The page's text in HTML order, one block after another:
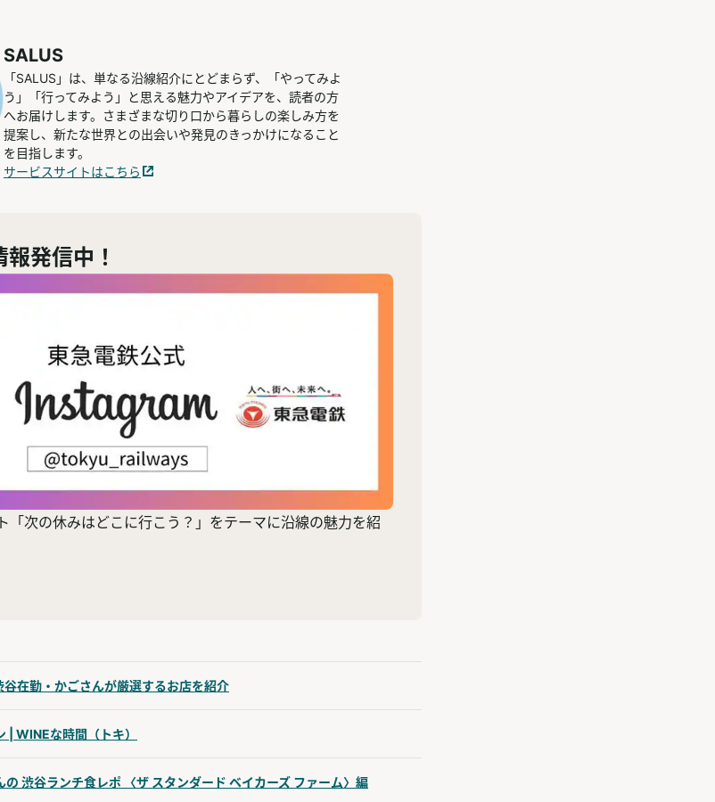
SALUS
「SALUS」は、単なる沿線紹介にとどまらず、「やってみよ
う」「行ってみよう」と思える魅力やアイデアを、読者の方
へお届けします。さまざまな切り口から暮らしの楽しみ方を
提案し、新たな世界との出会いや発見のきっかけになること
を目指します。
サービスサイトはこちら
発信中！
「次の休みはどこに行こう？」をテーマに沿線の魅力を紹
在勤・かごさんが厳選するお店を紹介
| WINEな時間（トキ）
渋谷ランチ食レポ 〈ザ スタンダード ベイカーズ ファーム〉編